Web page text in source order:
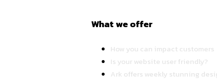
What we offer
How you can impact customers
Is your website user friendly?
Ark offers weekly stunning